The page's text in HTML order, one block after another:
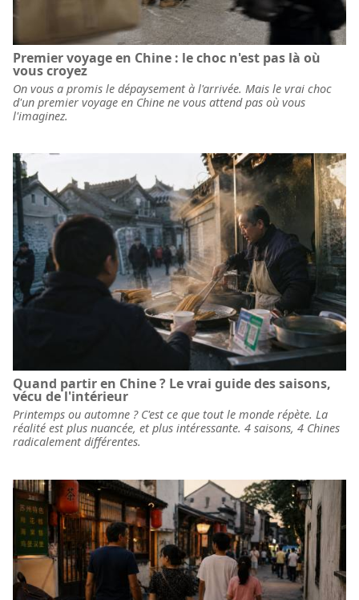
Premier voyage en Chine : le choc n'est pas là où
vous croyez
On vous a promis le dépaysement à l'arrivée. Mais le vrai choc
d'un premier voyage en Chine ne vous attend pas où vous
l'imaginez.
Quand partir en Chine ? Le vrai guide des saisons,
vécu de l'intérieur
Printemps ou automne ? C'est ce que tout le monde répète. La
réalité est plus nuancée, et plus intéressante. 4 saisons, 4 Chines
radicalement différentes.